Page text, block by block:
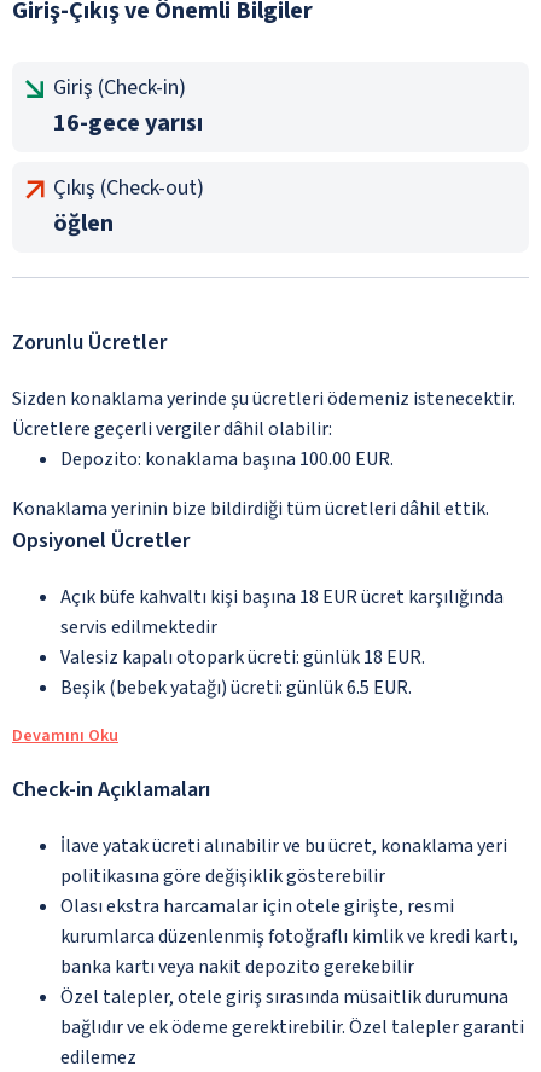
Giriş-Çıkış ve Önemli Bilgiler
Giriş (Check-in)
16-gece yarısı
Çıkış (Check-out)
öğlen
Zorunlu Ücretler
Sizden konaklama yerinde şu ücretleri ödemeniz istenecektir.
Ücretlere geçerli vergiler dâhil olabilir:
Depozito: konaklama başına 100.00 EUR.
Konaklama yerinin bize bildirdiği tüm ücretleri dâhil ettik.
Opsiyonel Ücretler
Açık büfe kahvaltı kişi başına 18 EUR ücret karşılığında
servis edilmektedir
Valesiz kapalı otopark ücreti: günlük 18 EUR.
Beşik (bebek yatağı) ücreti: günlük 6.5 EUR.
Devamını Oku
Check-in Açıklamaları
İlave yatak ücreti alınabilir ve bu ücret, konaklama yeri
politikasına göre değişiklik gösterebilir
Olası ekstra harcamalar için otele girişte, resmi
kurumlarca düzenlenmiş fotoğraflı kimlik ve kredi kartı,
banka kartı veya nakit depozito gerekebilir
Özel talepler, otele giriş sırasında müsaitlik durumuna
bağlıdır ve ek ödeme gerektirebilir. Özel talepler garanti
edilemez